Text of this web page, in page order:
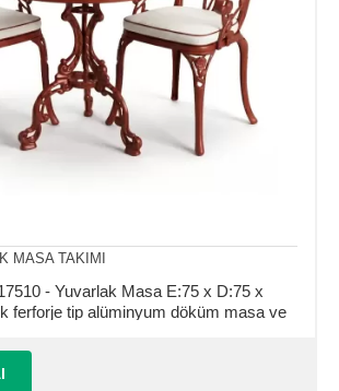
MASA TAKIMI
- Yuvarlak Masa E:75 x D:75 x
ferforje tip alüminyum döküm masa ve